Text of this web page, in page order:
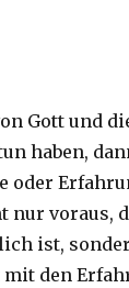
Gott und
haben,
oder
nur voraus,
ist,
mit den